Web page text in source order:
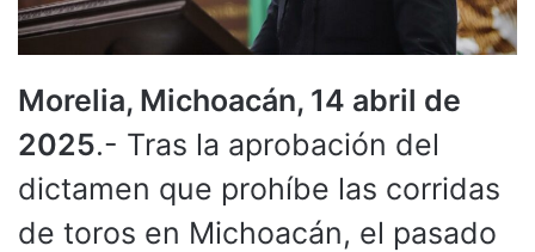
Morelia, Michoacán, 14 abril de
2025.- Tras la aprobación del
dictamen que prohíbe las corridas
de toros en Michoacán, el pasado